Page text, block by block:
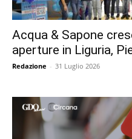
Acqua & Sapone
aperture in Liguria,
Redazione - 31 Luglio 2026